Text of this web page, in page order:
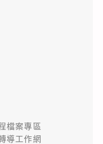
檔案專區
導工作網